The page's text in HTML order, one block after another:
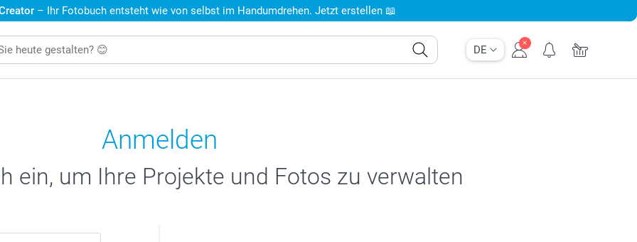
DE
– Ihr Fotobuch entsteht wie von selbst im Handumdrehen. Jetzt erstellen 📖
Anmelden
ein, um Ihre Projekte und Fotos zu verwalten